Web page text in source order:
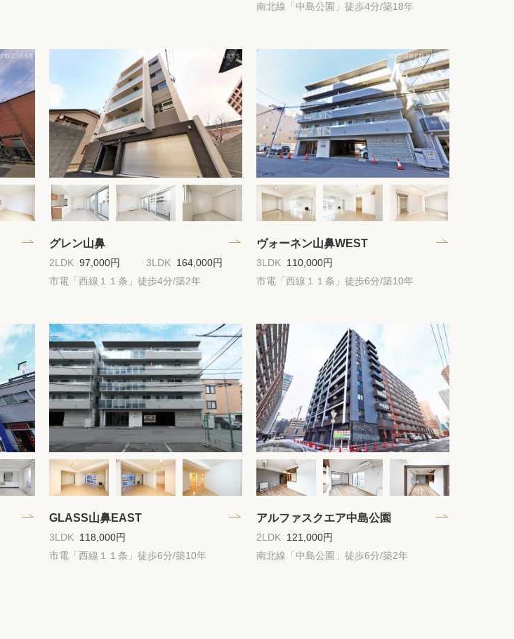
高級賃貸物件トピック
プライバシーポリシー クッキーポリシー
商標について サイトマップ
南北線「中島公園」徒歩4分/築18年
グレン山鼻
2LDK 97,000円 3LDK
164,000円
市電「西線１１条」徒歩4分/築2年
ヴォーネン山鼻WEST
3LDK
110,000円
市電「西線１１条」徒歩6分/築10年
GLASS山鼻EAST
3LDK
118,000円
市電「西線１１条」徒歩6分/築10年
アルファスクエア中島公園
2LDK
121,000円
南北線「中島公園」徒歩6分/築2年